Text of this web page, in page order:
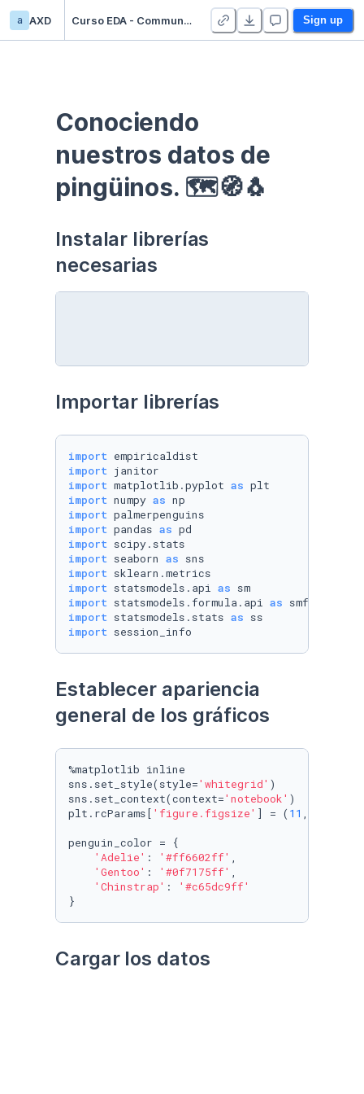
a AXD Curso EDA - Communication - Duplicate Sign up
Conociendo
nuestros datos de
pingüinos. 🗺🧭🐧
Instalar librerías
necesarias
Importar librerías
import
import
import matplotlib.pyplot as
import numpy as
import
import pandas as
import
import seaborn as
import
import statsmodels.api as
import statsmodels.formula.api as
import statsmodels.stats as
import session_info
Establecer apariencia
general de los gráficos
%matplotlib inline
sns.set_style(style='whitegrid' )
sns.set_context(context='notebook' )
plt.rcParams[ 'figure.figsize' ] = ( 11 ,
penguin_color = {
'Adelie' : '#ff6602ff' ,
'Gentoo' : '#0f7175ff' ,
'Chinstrap' :
'#c65dc9ff'
}
Cargar los datos